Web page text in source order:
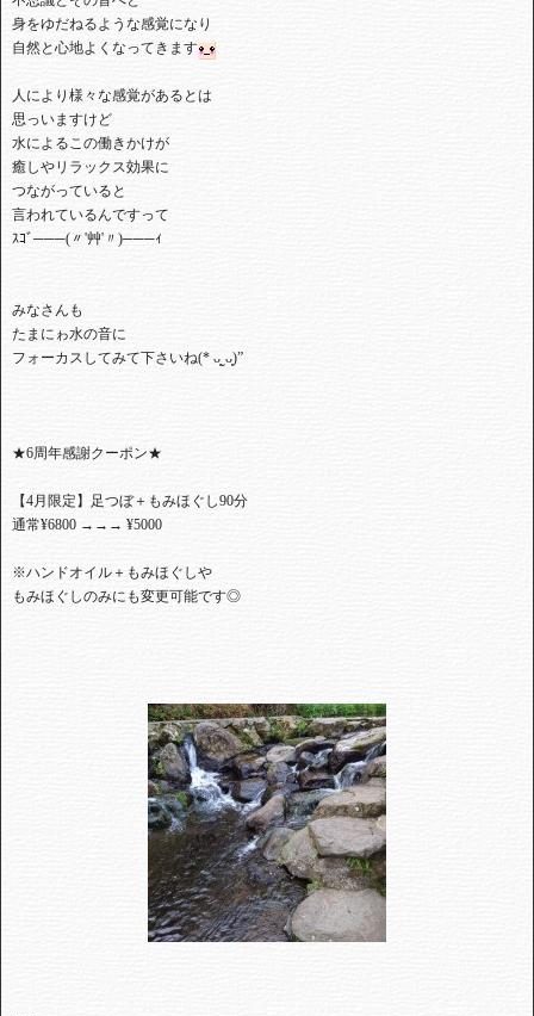
⁡身をゆだねるような感覚になり⁡
⁡自然と心地よくなってきます
⁡人により様々な感覚があるとは⁡
思っいますけど
水によるこの働きかけが⁡
⁡癒しやリラックス効果に
⁡つながっていると⁡
⁡言われているんですって⁡
⁡ｽｺﾞ───(〃'艸'〃)───ｨ⁡
⁡みなさんも
⁡たまにゎ⁡水の音に⁡
⁡フォーカスしてみて下さいね(* ᴗ͈ˬᴗ͈)”⁡
★6周年感謝クーポン★
【4月限定】足つぼ＋もみほぐし90分
通常¥6800 →→→ ¥5000
※ハンドオイル＋もみほぐしや
もみほぐしのみにも変更可能です◎